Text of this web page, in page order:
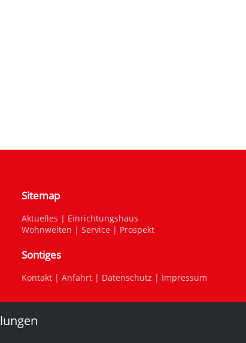
Sitemap
Aktuelles | Einrichtungshaus
Wohnwelten | Service | Prospekt
Sontiges
Kontakt| Anfahrt| Datenschutz | Impressum